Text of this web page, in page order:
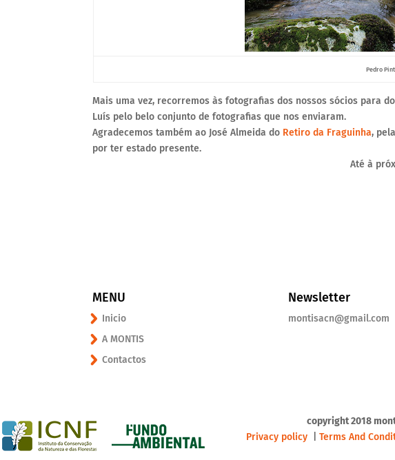
Pedro
Mais uma vez, recorremos às fotografias dos nossos sócios para
Luís pelo belo conjunto de fotografias que nos enviaram.
Agradecemos também ao José Almeida do Retiro da Fraguinha,
por ter estado presente.
Até à
MENU
Inicio
A MONTIS
Contactos
Newsletter
montisacn@gmail.com
copyright 2018
Privacy policy
|Terms And